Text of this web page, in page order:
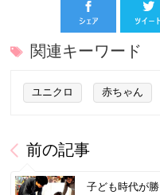
関連キーワード
ユニクロ 赤ちゃん
前の記事
子ども時代が勝